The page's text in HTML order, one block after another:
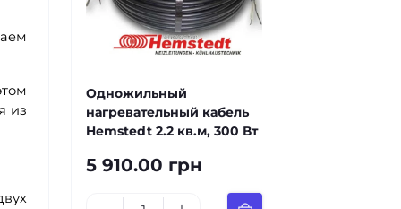
из
Одножильный
нагревательный кабель
Hemstedt 2.2 кв.м, 300 Вт
5 910.00 грн